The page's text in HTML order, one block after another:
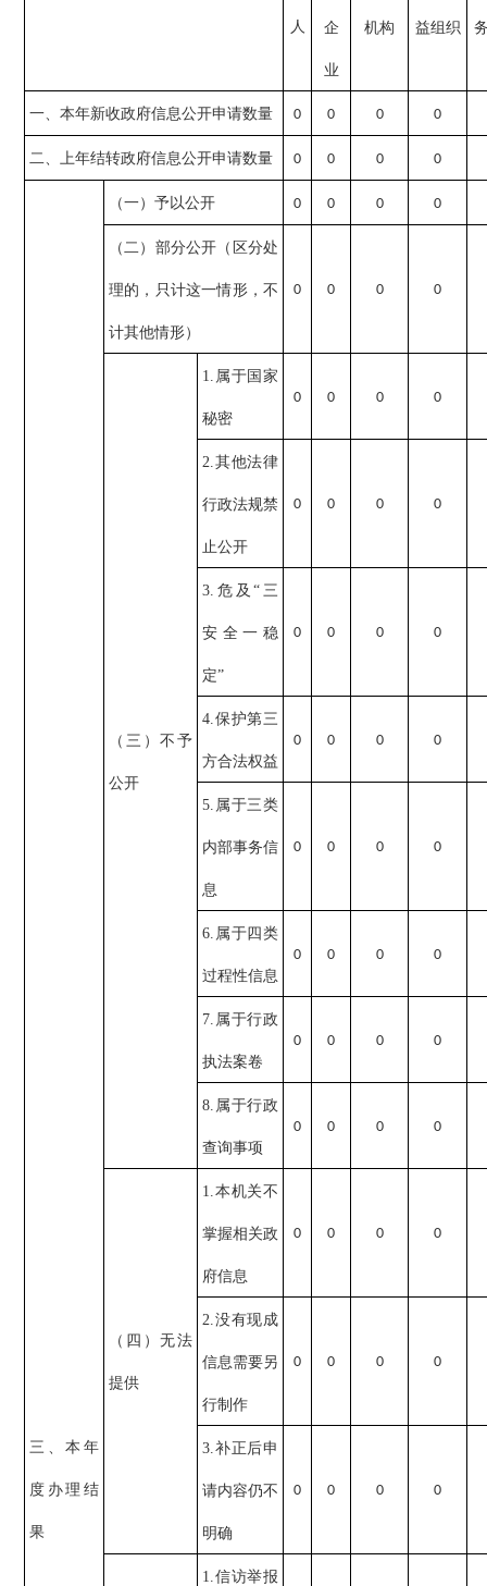
人 企
业
机构 益组织
一、本年新收政府信息公开申请数量 0 0 0 0
二、上年结转政府信息公开申请数量 0 0 0 0
三、本年
度办理结
果
（一）予以公开 0 0 0 0
（二）部分公开（区分处
理的，只计这一情形，不
计其他情形）
0 0 0 0
（三）不予
公开
1.属于国家
秘密
0 0 0 0
2.其他法律
行政法规禁
止公开
0 0 0 0
3.危及“三
安全一稳
定”
0 0 0 0
4.保护第三
方合法权益
0 0 0 0
5.属于三类
内部事务信
息
0 0 0 0
6.属于四类
过程性信息
0 0 0 0
7.属于行政
执法案卷
0 0 0 0
8.属于行政
查询事项
0 0 0 0
（四）无法
提供
1.本机关不
掌握相关政
府信息
0 0 0 0
2.没有现成
信息需要另
行制作
0 0 0 0
3.补正后申
请内容仍不
明确
0 0 0 0
1.信访举报